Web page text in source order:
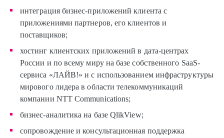
интеграция бизнес-приложений клиента с
приложениями партнеров, его клиентов и
поставщиков;
хостинг клиентских приложений в дата-центрах
России и по всему миру на базе собственного SaaS-
сервиса «ЛАЙВ!» и с использованием инфраструктуры
мирового лидера в области телекоммуникаций
компании NTT Communications;
бизнес-аналитика на базе QlikView;
сопровождение и консультационная поддержка